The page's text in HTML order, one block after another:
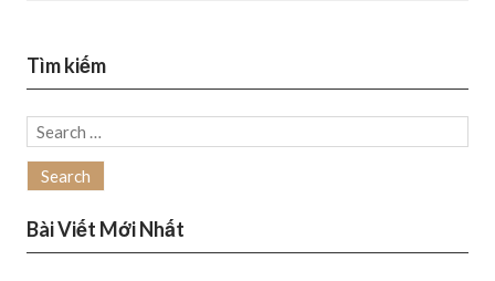
Tìm kiếm
Search
for:
Bài Viết Mới Nhất